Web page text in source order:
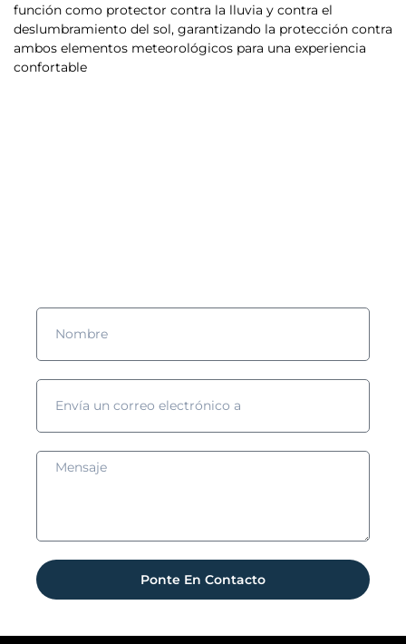
función como protector contra la lluvia y contra el
deslumbramiento del sol, garantizando la protección contra
ambos elementos meteorológicos para una experiencia
confortable
Ponte En Contacto